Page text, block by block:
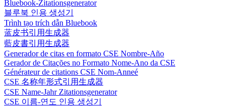
Bluebook-Zitationsgenerator
블루북 인용 생성기
Trình tạo trích dẫn Bluebook
蓝皮书引用生成器
藍皮書引用生成器
Generador de citas en formato CSE Nombre-Año
Gerador de Citações no Formato Nome-Ano da CSE
Générateur de citations CSE Nom-Anneé
CSE 名称年形式引用生成器
CSE Name-Jahr Zitationsgenerator
CSE 이름-연도 인용 생성기